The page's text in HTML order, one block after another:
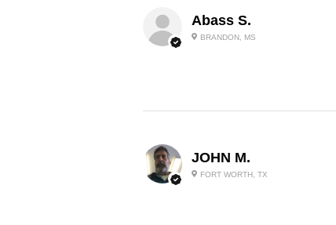
Abass S.
BRANDON, MS
JOHN M.
FORT WORTH, TX